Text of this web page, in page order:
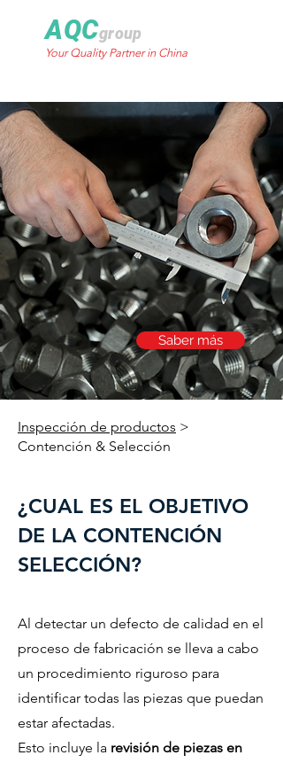
AQCgroup
Your Quality Partner in China
Saber más
Inspección de productos >
Contención & Selección
¿CUAL ES EL OBJETIVO
DE LA CONTENCIÓN
SELECCIÓN?
Al detectar un defecto de calidad en el
proceso de fabricación se lleva a cabo
un procedimiento riguroso para
identificar todas las piezas que puedan
estar afectadas.
Esto incluye la revisión de piezas en